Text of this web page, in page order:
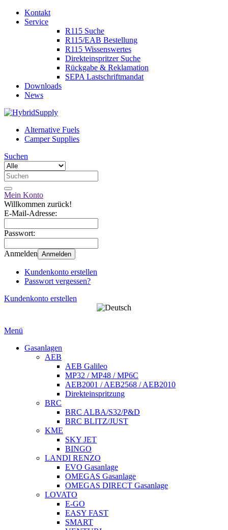
Kontakt
Service
R115 Suche
R115/EAB Bestellung
R115 Wissenswertes
Direkteinspritzer Suche
Rückgabe & Reklamation
SEPA Lastschriftmandat
Downloads
News
Alternative Fuels
Camper Supplies
Suchen
Mein Konto
Willkommen zurück!
E-Mail-Adresse:
Passwort:
Anmelden Anmelden
Kundenkonto erstellen
Passwort vergessen?
Kundenkonto erstellen
Menü
Gasanlagen
AEB
AEB Galileo
MP32 / MP48 / MP6C
AEB2001 / AEB2568 / AEB2010
Direkteinspritzung
BRC
BRC ALBA/S32/P&D
BRC BLITZ/JUST
KME
SKY JET
BINGO
LANDI RENZO
EVO Gasanlage
OMEGAS Gasanlage
OMEGAS DIRECT Gasanlage
LOVATO
E-GO
EASY FAST
SMART